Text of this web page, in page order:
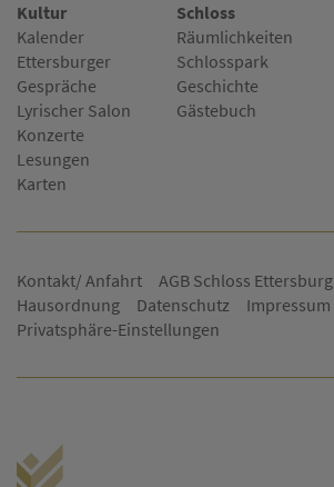
Kultur
Kalender
Ettersburger
Gespräche
Lyrischer Salon
Konzerte
Lesungen
Karten
Schloss
Räumlichkeiten
Schlosspark
Geschichte
Gästebuch
Kontakt/ Anfahrt AGB Schloss Ettersburg
Hausordnung
Datenschutz Impressum
Privatsphäre-Einstellungen